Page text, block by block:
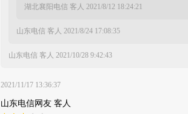
湖北襄阳电信 客人 2021/8/12 18:24:21
山东电信 客人 2021/8/24 17:08:35
山东电信 客人 2021/10/28 9:42:43
2021/11/17 13:36:37
山东电信网友 客人